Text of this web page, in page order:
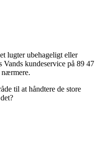
lugter ubehageligt eller
Vands kundeservice på 89 47
til at håndtere de store